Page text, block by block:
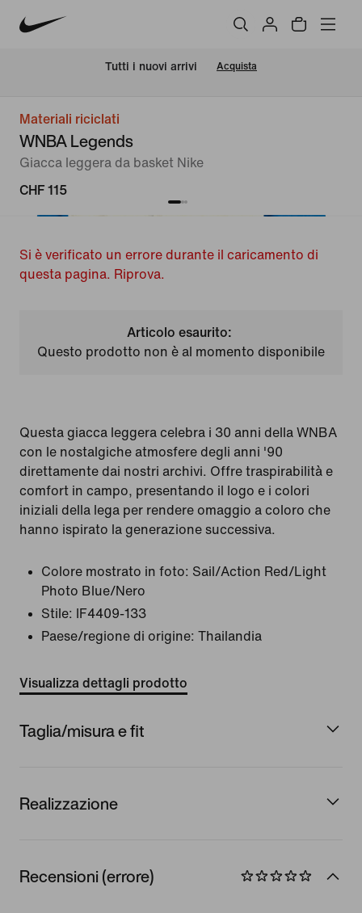
Tutti i nuovi arrivi Acquista
Materiali riciclati
WNBA Legends
Giacca leggera da basket Nike
CHF 115
Si è verificato un errore durante il caricamento di
questa pagina. Riprova.
Articolo esaurito:
Questo prodotto non è al momento disponibile
Questa giacca leggera celebra i 30 anni della WNBA
con le nostalgiche atmosfere degli anni '90
direttamente dai nostri archivi. Offre traspirabilità e
comfort in campo, presentando il logo e i colori
iniziali della lega per rendere omaggio a coloro che
hanno ispirato la generazione successiva.
Colore mostrato in foto: Sail/Action Red/Light
Photo Blue/Nero
Stile:
IF4409-133
Paese/regione di origine: Thailandia
Visualizza dettagli prodotto
Taglia/misura e fit
Realizzazione
Recensioni (errore)